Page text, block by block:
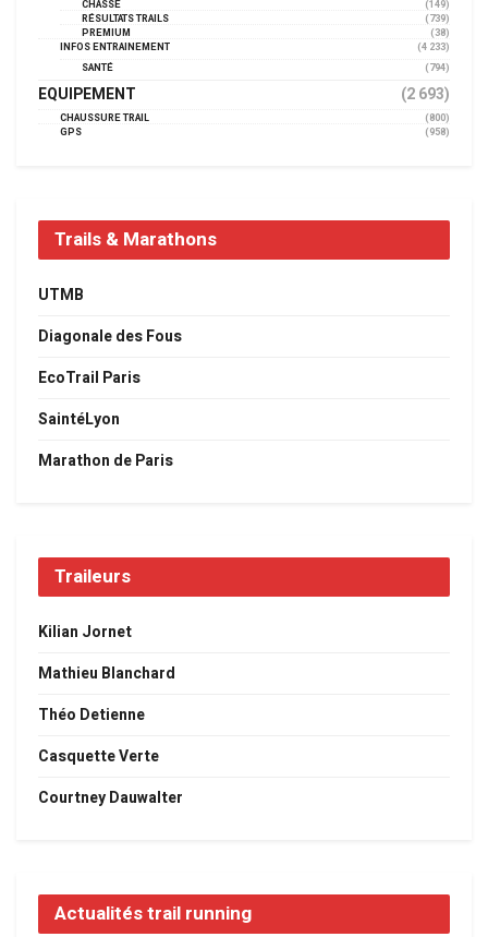
CHASSE
(149)
RÉSULTATS TRAILS
(739)
PREMIUM
(38)
INFOS ENTRAINEMENT
(4 233)
SANTÉ
(794)
EQUIPEMENT (2 693)
CHAUSSURE TRAIL
(800)
GPS
(958)
Trails & Marathons
UTMB
Diagonale des Fous
EcoTrail Paris
SaintéLyon
Marathon de Paris
Traileurs
Kilian Jornet
Mathieu Blanchard
Théo Detienne
Casquette Verte
Courtney Dauwalter
Actualités trail running